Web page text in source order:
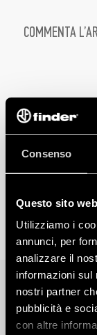
Consenso
Questo sito
Utilizziamo i
annunci, per
analizzare il
informazioni sul
nostri partner
pubblicità e
con altre
COMMENTA
ARTICOLI